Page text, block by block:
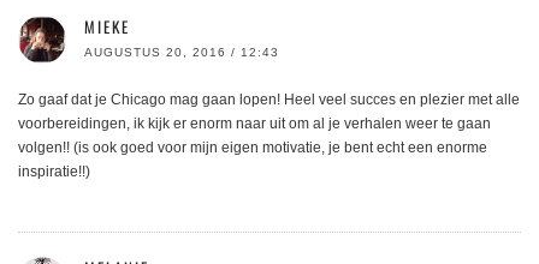
MIEKE
AUGUSTUS 20, 2016 / 12:43
Zo gaaf dat je Chicago mag gaan lopen! Heel veel succes en plezier met alle
voorbereidingen, ik kijk er enorm naar uit om al je verhalen weer te gaan
volgen!! (is ook goed voor mijn eigen motivatie, je bent echt een enorme
inspiratie!!)